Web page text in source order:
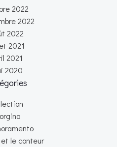
2022
2022
2022
2021
2021
2020
le conteur